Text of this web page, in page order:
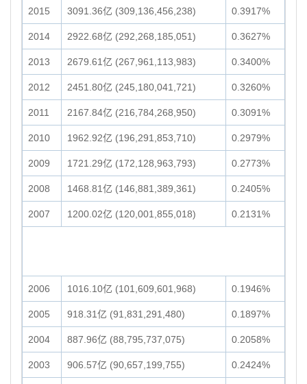
2015 3091.36亿 (309,136,456,238) 0.3917%
2014 2922.68亿 (292,268,185,051) 0.3627%
2013 2679.61亿 (267,961,113,983) 0.3400%
2012 2451.80亿 (245,180,041,721) 0.3260%
2011 2167.84亿 (216,784,268,950) 0.3091%
2010 1962.92亿 (196,291,853,710) 0.2979%
2009 1721.29亿 (172,128,963,793) 0.2773%
2008 1468.81亿 (146,881,389,361) 0.2405%
2007 1200.02亿 (120,001,855,018) 0.2131%
2006 1016.10亿 (101,609,601,968) 0.1946%
2005 918.31亿 (91,831,291,480) 0.1897%
2004 887.96亿 (88,795,737,075) 0.2058%
2003 906.57亿 (90,657,199,755) 0.2424%